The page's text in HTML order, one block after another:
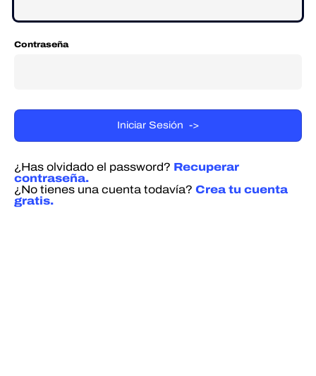
Contraseña
¿Has olvidado el password? Recuperar
contraseña.
¿No tienes una cuenta todavía? Crea tu cuenta
gratis.